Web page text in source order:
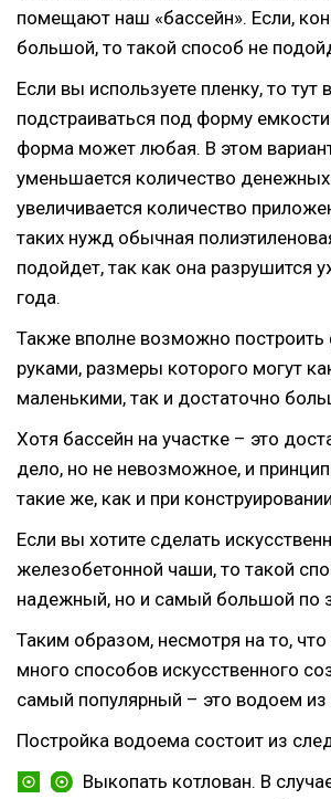
помещают наш «бассейн». Если,
большой, то такой способ не
Если вы используете пленку, то тут
подстраиваться под форму
форма может любая. В этом
уменьшается количество денежных
увеличивается количество
таких нужд обычная
подойдет, так как она разрушится
года.
Также вполне возможно построить
руками, размеры которого могут
маленькими, так и достаточно
Хотя бассейн на участке – это
дело, но не невозможное, и
такие же, как и при
Если вы хотите сделать
железобетонной чаши, то такой
надежный, но и самый большой по
Таким образом, несмотря на то,
много способов искусственного
самый популярный – это водоем из
Постройка водоема состоит из
Выкопать котлован. В